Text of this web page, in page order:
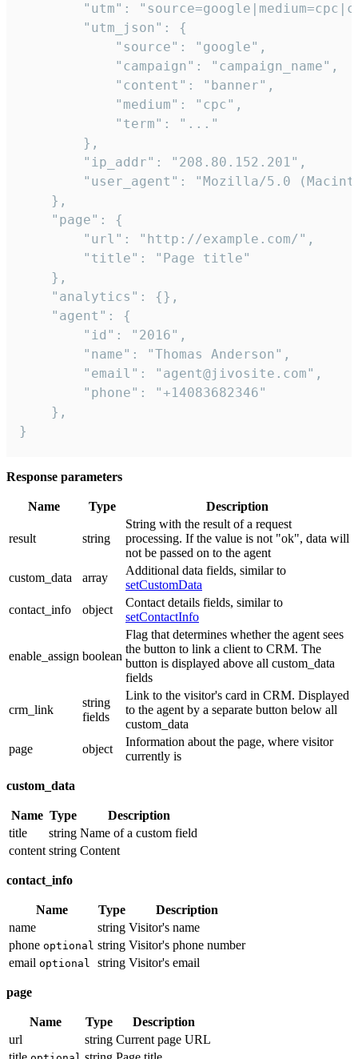
"utm":
        "utm_json": {
            "source": "google",
            "campaign": "campaign_name",
            "content": "banner",
            "medium": "cpc",
            "term": "..."
        },
        "ip_addr": "208.80.152.201",
"user_agent": "Mozilla/5.0
    },
    "page": {
        "url": "http://example.com/",
        "title": "Page title"
    },
    "analytics": {},
    "agent": {
        "id": "2016",
        "name": "Thomas Anderson",
        "email": "agent@jivosite.com",
        "phone": "+14083682346"
    },
}
Response parameters
Name Type Description
result string
String with the result of a request
processing. If the value is not "ok", data will
not be passed on to the agent
custom_data
array
Additional data fields, similar to
setCustomData
contact_info
object
Contact details fields, similar to
setContactInfo
enable_assign boolean
Flag that determines whether the agent sees
the button to link a client to CRM. The
button is displayed above all custom_data
fields
crm_link
string
fields
Link to the visitor's card in CRM. Displayed
to the agent by a separate button below all
custom_data
page
object
Information about the page, where visitor
currently is
custom_data
Name Type
Description
title
string Name of a custom field
content string Content
contact_info
Name Type
Description
name
string Visitor's name
phone optional string Visitor's phone number
email optional string Visitor's email
page
Name Type
Description
url
string Current page URL